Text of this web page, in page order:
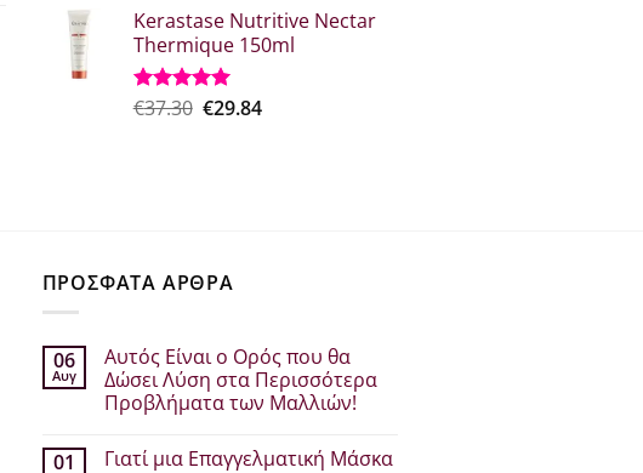
από 5
was:
€26.50.
τιμή
είναι:
Kerastase Nutritive Nectar
Thermique 150ml
Βαθμολογήθηκε
€37.30 Original
€29.84Η
ΠΡΟΣΦΑΤΑ ΑΡΘΡΑ
06
Αυγ
Αυτός Είναι ο Ορός που θα
Δώσει Λύση στα Περισσότερα
Προβλήματα των Μαλλιών!
σχόλια
01
Γιατί μια Επαγγελματική Μάσκα